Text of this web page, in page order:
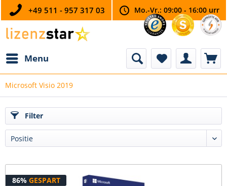
+49 511 - 957 317 03 Mo.-Vr.: 09:00 - 16:00 urr
Menu
Microsoft Visio 2019
Filter
86% GESPART